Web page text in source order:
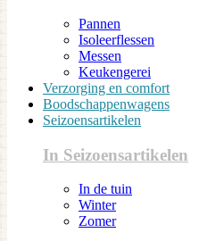
Pannen
Isoleerflessen
Messen
Keukengerei
Verzorging en comfort
Boodschappenwagens
Seizoensartikelen
In Seizoensartikelen
In de tuin
Winter
Zomer